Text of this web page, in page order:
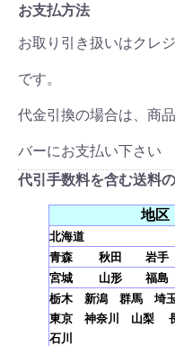
お支払方法
お取り引き扱いはクレ
です。
代金引換の場合は、商
バーにお支払い下さい
代引手数料を含む送料
地区
北海道
青森 秋田 岩手
宮城 山形 福島
栃木 新潟 群馬 埼
東京 神奈川 山梨
石川